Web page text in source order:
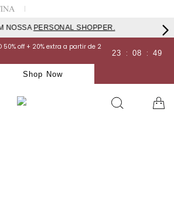
PERSONAL SHOPPER.
50% off + 20% extra a partir de 2
23 : 08 : 49
Shop Now